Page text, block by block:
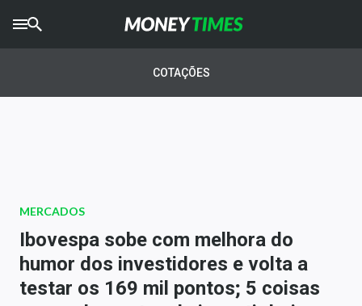
AGROTIMES
Newsletters
Money Trader
Anuncie
COTAÇÕES
MERCADOS
Ibovespa sobe com melhora do
humor dos investidores e volta a
testar os 169 mil pontos; 5 coisas